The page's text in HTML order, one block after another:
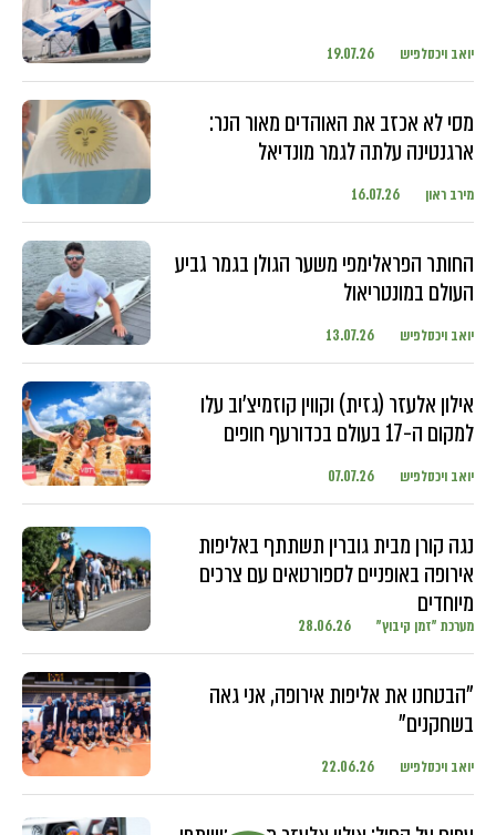
יואב ויכסלפיש 19.07.26
מסי לא אכזב את האוהדים מאור הנר:
ארגנטינה עלתה לגמר מונדיאל
מירב ראון 16.07.26
החותר הפראלימפי משער הגולן בגמר גביע
העולם במונטריאול
יואב ויכסלפיש 13.07.26
אילון אלעזר (גזית) וקווין קוזמיצ'וב עלו
למקום ה-17 בעולם בכדורעף חופים
יואב ויכסלפיש 07.07.26
נגה קורן מבית גוברין תשתתף באליפות
אירופה באופניים לספורטאים עם צרכים
מיוחדים
מערכת "זמן קיבוץ" 28.06.26
"הבטחנו את אליפות אירופה, אני גאה
בשחקנים"
יואב ויכסלפיש 22.06.26